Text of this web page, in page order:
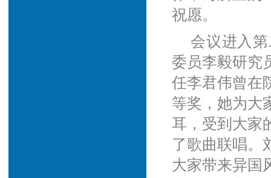
祝愿。
会议进入第
委员李毅研究
任李君伟曾在
等奖，她为大
耳，受到大家
了歌曲联唱。
大家带来异国